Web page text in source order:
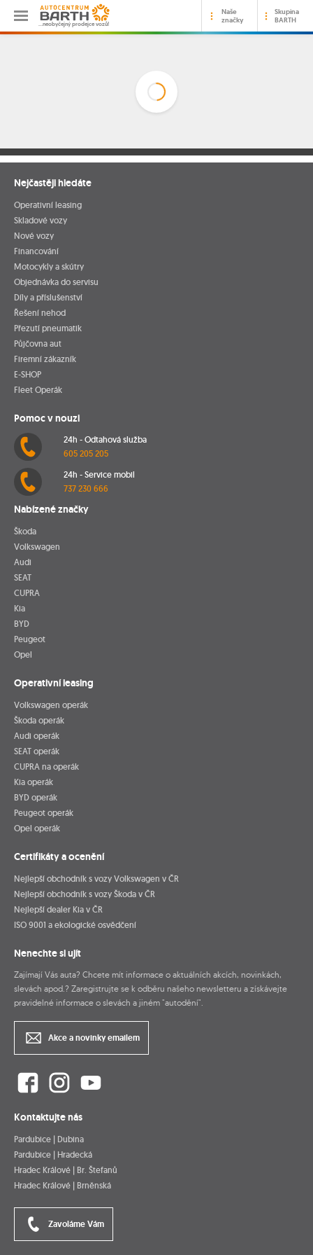
…neobyčejný prodejce vozů!
Naše
značky
Skupina
BARTH
Nejčastěji hledáte
Operativní leasing
Skladové vozy
Nové vozy
Financování
Motocykly a skútry
Objednávka do servisu
Díly a příslušenství
Řešení nehod
Přezutí pneumatik
Půjčovna aut
Firemní zákazník
E-SHOP
Fleet Operák
Pomoc v nouzi
24h - Odtahová služba
605 205 205
24h - Service mobil
737 230 666
Nabízené značky
Škoda
Volkswagen
Audi
SEAT
CUPRA
Kia
BYD
Peugeot
Opel
Operativní leasing
Volkswagen operák
Škoda operák
Audi operák
SEAT operák
CUPRA na operák
Kia operák
BYD operák
Peugeot operák
Opel operák
Certifikáty a ocenění
Nejlepší obchodník s vozy Volkswagen v ČR
Nejlepší obchodník s vozy Škoda v ČR
Nejlepší dealer Kia v ČR
ISO 9001 a ekologické osvědčení
Nenechte si ujít
Zajímají Vás auta? Chcete mít informace o aktuálních akcích, novinkách,
slevách apod.? Zaregistrujte se k odběru našeho newsletteru a získávejte
pravidelné informace o slevách a jiném "autodění".
Akce a novinky emailem
Kontaktujte nás
Pardubice | Dubina
Pardubice | Hradecká
Hradec Králové | Br. Štefanů
Hradec Králové | Brněnská
Zavoláme Vám